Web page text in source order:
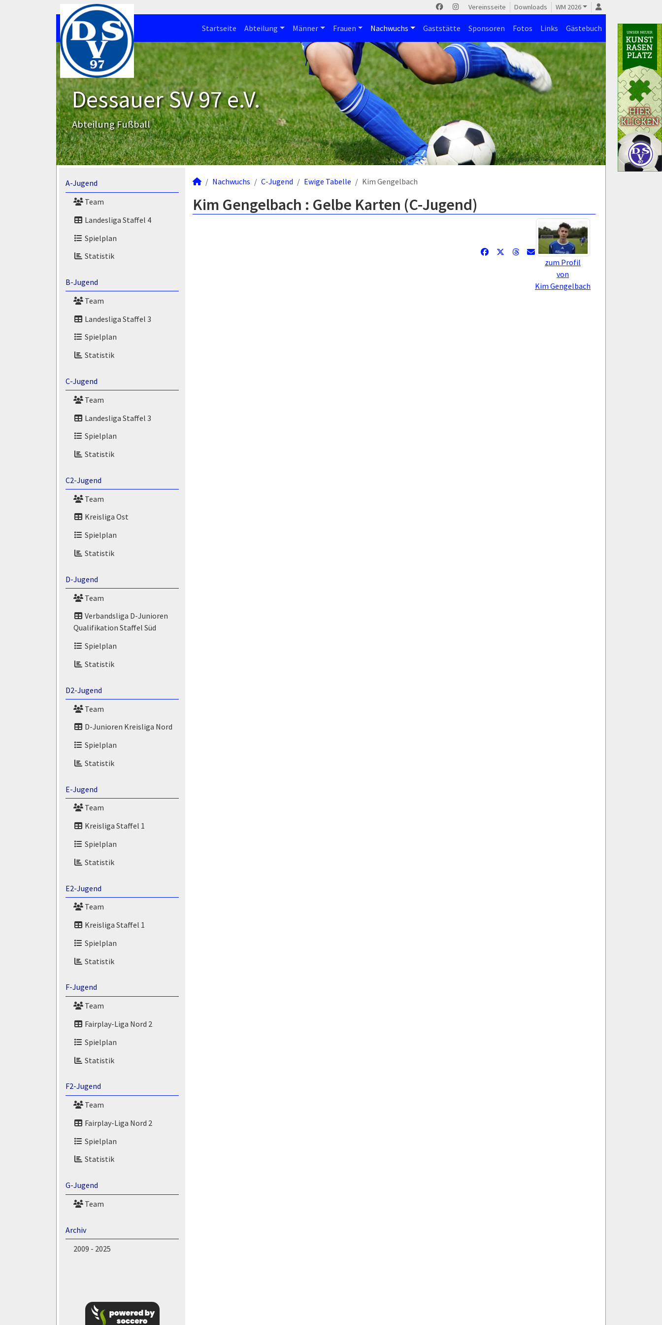
Vereinsseite Downloads WM 2026
Startseite Abteilung Männer Frauen Nachwuchs Gaststätte Sponsoren Fotos Links Gästebuch
Dessauer SV 97 e.V.
Abteilung Fußball
A-Jugend
Team
Landesliga Staffel 4
Spielplan
Statistik
B-Jugend
Team
Landesliga Staffel 3
Spielplan
Statistik
C-Jugend
Team
Landesliga Staffel 3
Spielplan
Statistik
C2-Jugend
Team
Kreisliga Ost
Spielplan
Statistik
D-Jugend
Team
Verbandsliga D-Junioren
Qualifikation Staffel Süd
Spielplan
Statistik
D2-Jugend
Team
D-Junioren Kreisliga Nord
Spielplan
Statistik
E-Jugend
Team
Kreisliga Staffel 1
Spielplan
Statistik
E2-Jugend
Team
Kreisliga Staffel 1
Spielplan
Statistik
F-Jugend
Team
Fairplay-Liga Nord 2
Spielplan
Statistik
F2-Jugend
Team
Fairplay-Liga Nord 2
Spielplan
Statistik
G-Jugend
Team
Archiv
2009 - 2025
Nachwuchs C-Jugend Ewige Tabelle Kim Gengelbach
Kim Gengelbach : Gelbe Karten (C-Jugend)
zum Profil
von
Kim Gengelbach